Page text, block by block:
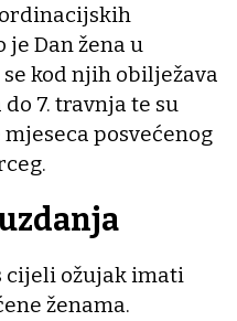
je Dan žena u
kod njih obilježava
7. travnja te su
posvećenog
cijeli ožujak imati
ženama.